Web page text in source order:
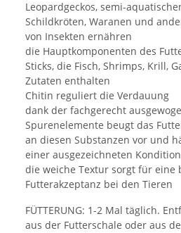
Leopardgeckos, semi-
Schildkröten, Waranen und
von Insekten ernähren
die Hauptkomponenten des
Sticks, die Fisch, Shrimps, Krill,
Zutaten enthalten
Chitin reguliert die Verdauung
dank der fachgerecht
Spurenelemente beugt das
an diesen Substanzen vor und
einer ausgezeichneten Kondition
die weiche Textur sorgt für eine
Futterakzeptanz bei den Tieren
FÜTTERUNG: 1-2 Mal täglich.
aus der Futterschale oder aus